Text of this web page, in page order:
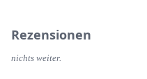
Rezensionen
nichts weiter.